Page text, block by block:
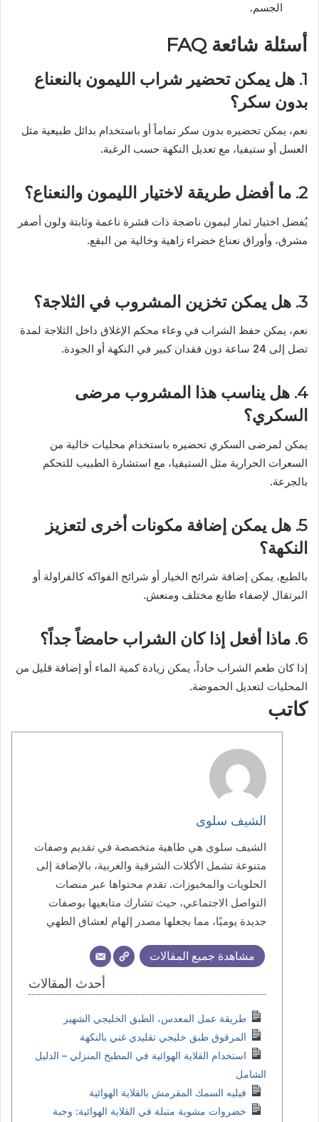
الجسم.
أسئلة شائعة FAQ
1. هل يمكن تحضير شراب الليمون بالنعناع
بدون سكر؟
نعم، يمكن تحضيره بدون سكر تماماً أو باستخدام بدائل طبيعية مثل
العسل أو ستيفيا، مع تعديل النكهة حسب الرغبة.
2. ما أفضل طريقة لاختيار الليمون والنعناع؟
يُفضل اختيار ثمار ليمون ناضجة ذات قشرة ناعمة وثابتة ولون أصفر
مشرق، وأوراق نعناع خضراء زاهية وخالية من البقع.
3. هل يمكن تخزين المشروب في الثلاجة؟
نعم، يمكن حفظ الشراب في وعاء محكم الإغلاق داخل الثلاجة لمدة
تصل إلى 24 ساعة دون فقدان كبير في النكهة أو الجودة.
4. هل يناسب هذا المشروب مرضى
السكري؟
يمكن لمرضى السكري تحضيره باستخدام محليات خالية من
السعرات الحرارية مثل الستيفيا، مع استشارة الطبيب للتحكم
بالجرعة.
5. هل يمكن إضافة مكونات أخرى لتعزيز
النكهة؟
بالطبع، يمكن إضافة شرائح الخيار أو شرائح الفواكه كالفراولة أو
البرتقال لإضفاء طابع مختلف ومنعش.
6. ماذا أفعل إذا كان الشراب حامضاً جداً؟
إذا كان طعم الشراب حاداً، يمكن زيادة كمية الماء أو إضافة قليل من
المحليات لتعديل الحموضة.
كاتب
الشيف سلوى
الشيف سلوى هي طاهية متخصصة في تقديم وصفات
متنوعة تشمل الأكلات الشرقية والغربية، بالإضافة إلى
الحلويات والمخبوزات. تقدم محتواها عبر منصات
التواصل الاجتماعي، حيث تشارك متابعيها بوصفات
جديدة يوميًا، مما يجعلها مصدر إلهام لعشاق الطهي
مشاهدة جميع المقالات
أحدث المقالات
طريقة عمل المعدس، الطبق الخليجي الشهير
المرقوق طبق خليجي تقليدي غني بالنكهة
استخدام القلاية الهوائية في المطبخ المنزلي – الدليل
الشامل
فيليه السمك المقرمش بالقلاية الهوائية
خضروات مشوية متبلة في القلاية الهوائية: وجبة